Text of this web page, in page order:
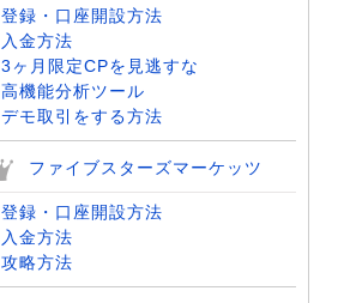
登録・口座開設方法
入金方法
3ヶ月限定CPを見逃すな
高機能分析ツール
デモ取引をする方法
ファイブスターズマーケッツ
登録・口座開設方法
入金方法
攻略方法